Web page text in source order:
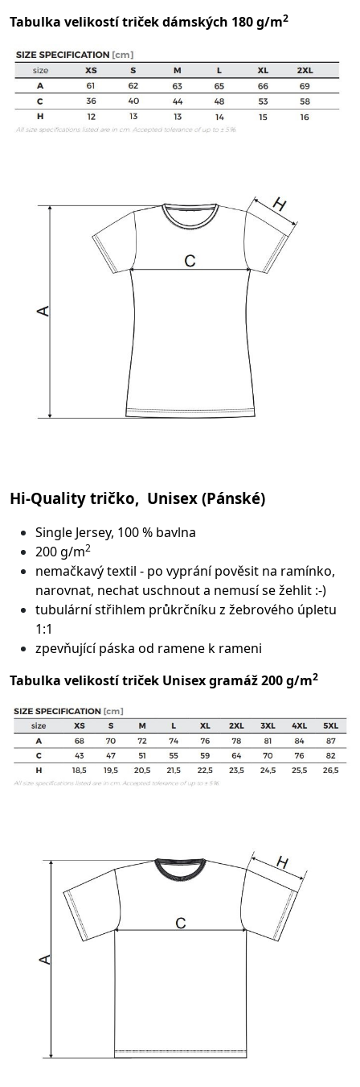
Tabulka velikostí triček dámských 180 g/m2
Hi-Quality tričko, Unisex (Pánské)
Single Jersey, 100 % bavlna
200 g/m2
nemačkavý textil - po vyprání pověsit na ramínko,
narovnat, nechat uschnout a nemusí se žehlit :-)
tubulární střihlem průkrčníku z žebrového úpletu
1:1
zpevňující páska od ramene k rameni
Tabulka velikostí triček Unisex gramáž 200 g/m2